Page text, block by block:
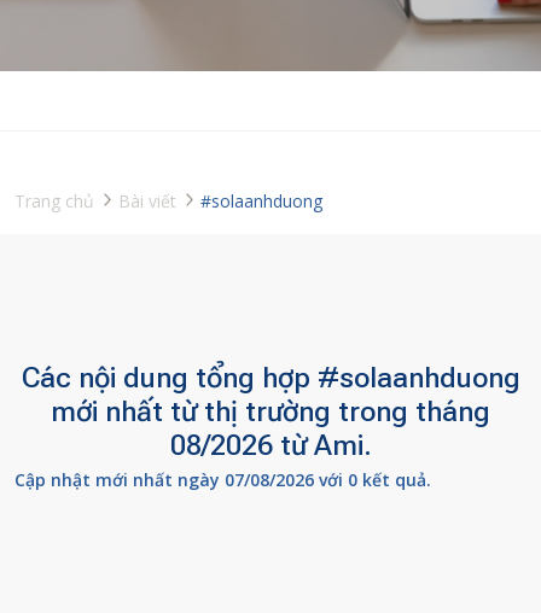
Trang chủ Bài viết #solaanhduong
Các nội dung tổng hợp #solaanhduong
mới nhất từ thị trường trong tháng
08/2026 từ Ami.
Cập nhật mới nhất ngày 07/08/2026 với 0 kết quả.